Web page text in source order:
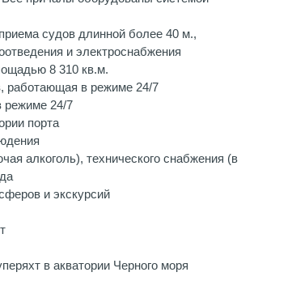
судов длинной более 40 м.,
и электроснабжения
8 310 кв.м.
работающая в режиме 24/7
режиме 24/7
порта
алкоголь), технического снабжения (в
и экскурсий
в акватории Черного моря